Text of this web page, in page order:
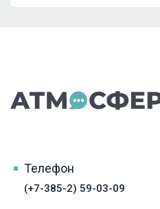
Телефон
(+7-385-2) 59-03-09